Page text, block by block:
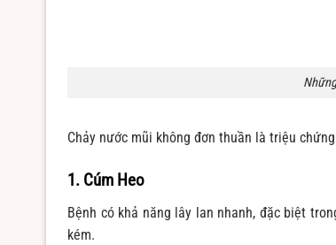
Chảy nước mũi không đơn thuần là triệu
1. Cúm Heo
Bệnh có khả năng lây lan nhanh, đặc biệt
kém.